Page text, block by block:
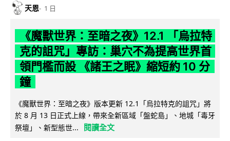
天恩 1 日
《魔獸世界：至暗之夜》12.1 「烏拉特
克的詛咒」專訪：巢穴不為提高世界首
領門檻而設 《諸王之眠》縮短約 10 分
鐘
《魔獸世界：至暗之夜》版本更新 12.1「烏拉特克的詛咒」將
於 8 月 13 日正式上線，帶來全新區域「盤蛇島」、地城「毒牙
祭壇」、新型態世...
閱讀全文